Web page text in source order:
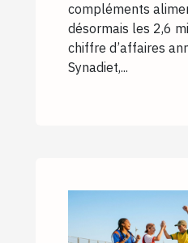
compléments
désormais les 2,6
chiffre d’affaires
Synadiet,...